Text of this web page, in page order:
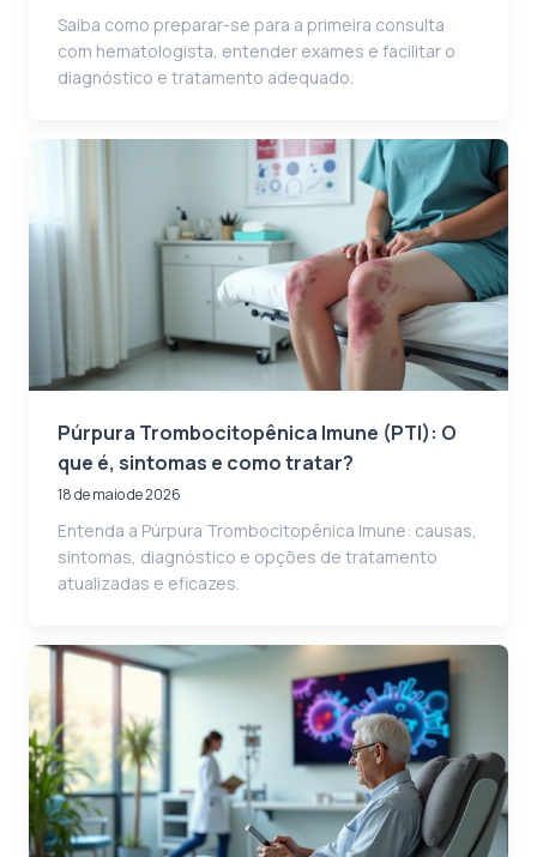
Saiba como preparar-se para a primeira consulta
com hematologista, entender exames e facilitar o
diagnóstico e tratamento adequado.
Púrpura Trombocitopênica Imune (PTI): O
que é, sintomas e como tratar?
18 de maio de 2026
Entenda a Púrpura Trombocitopênica Imune: causas,
sintomas, diagnóstico e opções de tratamento
atualizadas e eficazes.